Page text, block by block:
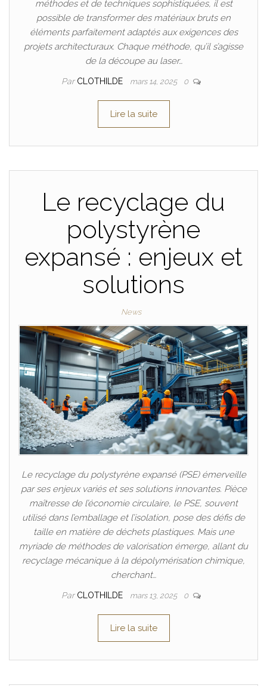
méthodes et de techniques sophistiquées, il est
possible de transformer des matériaux bruts en
éléments parfaitement adaptés aux exigences des
projets architecturaux. Chaque méthode, qu’il s’agisse
de la découpe au laser…
Par CLOTHILDE mars 14, 2025 0
Lire la suite
Le recyclage du
polystyrène
expansé : enjeux et
solutions
News
Le recyclage du polystyrène expansé (PSE) émerveille
par ses enjeux variés et ses solutions innovantes. Pièce
maîtresse de l’économie circulaire, le PSE, souvent
utilisé dans l’emballage et l’isolation, pose des défis de
taille en matière de déchets plastiques. Mais une
myriade de méthodes de valorisation émerge, allant du
recyclage mécanique à la dépolymérisation chimique,
cherchant…
Par CLOTHILDE mars 13, 2025 0
Lire la suite